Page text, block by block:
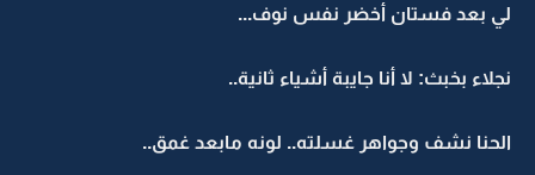
لي بعد فستان أخضر نفس نوف...
نجلاء بخبث: لا أنا جايبة أشياء ثانية..
الحنا نشف وجواهر غسلته.. لونه مابعد غمق..